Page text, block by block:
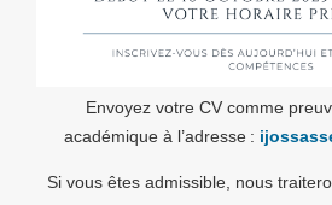
Envoyez votre CV comme
académique à l’adresse :
Si vous êtes admissible, nous